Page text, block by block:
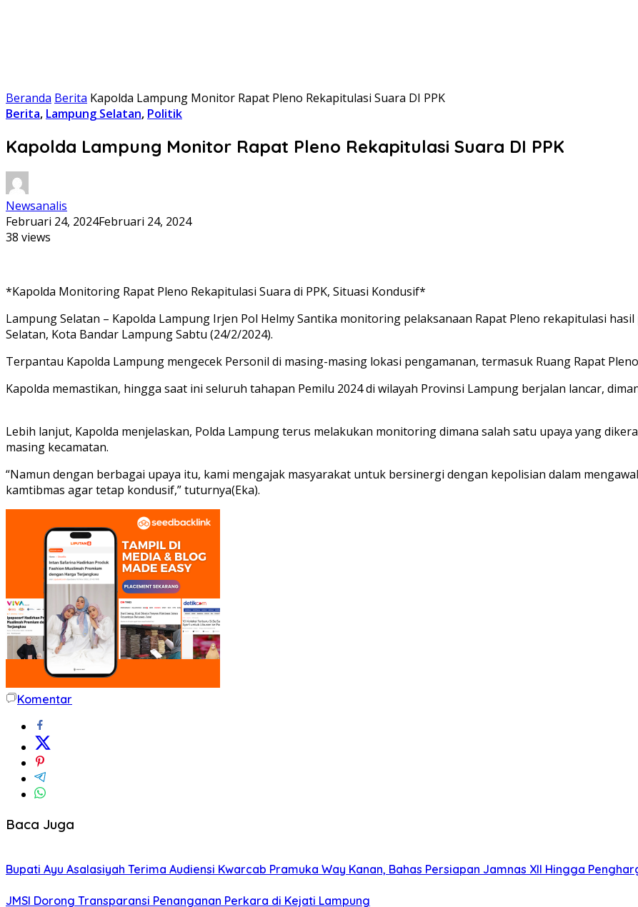
Beranda Berita Kapolda Lampung Monitor Rapat Pleno Rekapitulasi Suara DI PPK
Berita, Lampung Selatan, Politik
Kapolda Lampung Monitor Rapat Pleno Rekapitulasi Suara DI PPK
Newsanalis
Februari 24, 2024Februari 24, 2024
38 views
*Kapolda Monitoring Rapat Pleno Rekapitulasi Suara di PPK, Situasi Kondusif*
Lampung Selatan – Kapolda Lampung Irjen Pol Helmy Santika monitoring pelaksanaan Rapat Pleno rekapitulasi
Selatan, Kota Bandar Lampung Sabtu (24/2/2024).
Terpantau Kapolda Lampung mengecek Personil di masing-masing lokasi pengamanan, termasuk Ruang Rapat
Kapolda memastikan, hingga saat ini seluruh tahapan Pemilu 2024 di wilayah Provinsi Lampung berjalan lancar,
Lebih lanjut, Kapolda menjelaskan, Polda Lampung terus melakukan monitoring dimana salah satu upaya yang
masing kecamatan.
“Namun dengan berbagai upaya itu, kami mengajak masyarakat untuk bersinergi dengan kepolisian dalam
kamtibmas agar tetap kondusif,” tuturnya(Eka).
Komentar
Baca Juga
Bupati Ayu Asalasiyah Terima Audiensi Kwarcab Pramuka Way Kanan, Bahas Persiapan Jamnas XII Hingga
JMSI Dorong Transparansi Penanganan Perkara di Kejati Lampung